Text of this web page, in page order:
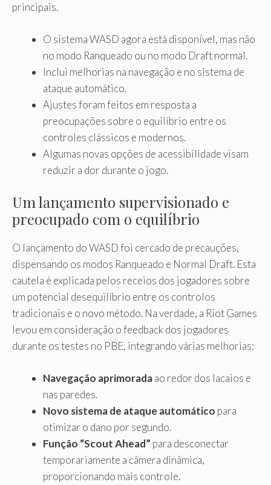
principais.
O sistema WASD agora está disponível, mas não
no modo Ranqueado ou no modo Draft normal.
Inclui melhorias na navegação e no sistema de
ataque automático.
Ajustes foram feitos em resposta a
preocupações sobre o equilíbrio entre os
controles clássicos e modernos.
Algumas novas opções de acessibilidade visam
reduzir a dor durante o jogo.
Um lançamento supervisionado e
preocupado com o equilíbrio
O lançamento do WASD foi cercado de precauções,
dispensando os modos Ranqueado e Normal Draft. Esta
cautela é explicada pelos receios dos jogadores sobre
um potencial desequilíbrio entre os controlos
tradicionais e o novo método. Na verdade, a Riot Games
levou em consideração o feedback dos jogadores
durante os testes no PBE, integrando várias melhorias:
Navegação aprimoradaao redor dos lacaios e
nas paredes.
Novo sistema de ataque automático para
otimizar o dano por segundo.
Função “Scout Ahead” para desconectar
temporariamente a câmera dinâmica,
proporcionando mais controle.